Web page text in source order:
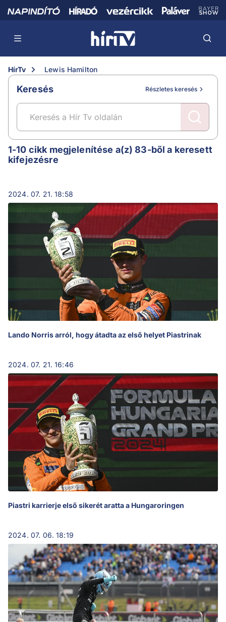
HírTv Lewis Hamilton
Keresés Részletes keresés
Lewis Hamilton
1-10 cikk megjelenítése a(z) 83-ből a keresett
kifejezésre
2024. 07. 21. 18:58
Lando Norris arról, hogy átadta az első helyet Piastrinak
2024. 07. 21. 16:46
Piastri karrierje első sikerét aratta a Hungaroringen
2024. 07. 06. 18:19